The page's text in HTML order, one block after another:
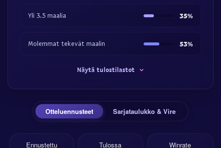
Yli 3.5 maalia 35%
Molemmat tekevät maalin 53%
Näytä tulostilastot
Otteluennusteet Sarjataulukko & Vire
Ennustettu Tulossa Winrate